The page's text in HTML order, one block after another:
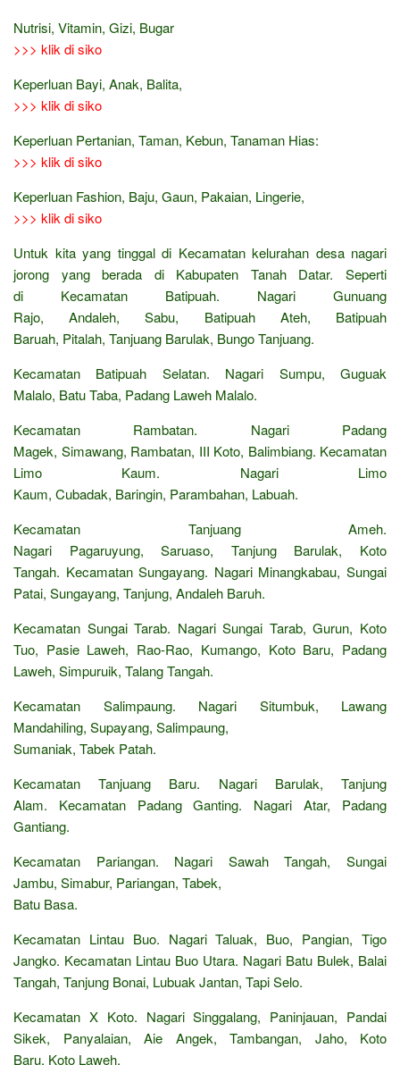
Nutrisi, Vitamin, Gizi, Bugar
>>> klik di siko
Keperluan Bayi, Anak, Balita,
>>> klik di siko
Keperluan Pertanian, Taman, Kebun, Tanaman Hias:
>>> klik di siko
Keperluan Fashion, Baju, Gaun, Pakaian, Lingerie,
>>> klik di siko
Untuk kita yang tinggal di Kecamatan kelurahan desa nagari
jorong yang berada di Kabupaten Tanah Datar. Seperti
di Kecamatan Batipuah. Nagari Gunuang
Rajo, Andaleh, Sabu, Batipuah Ateh, Batipuah
Baruah, Pitalah, Tanjuang Barulak, Bungo Tanjuang.
Kecamatan Batipuah Selatan. Nagari Sumpu, Guguak
Malalo, Batu Taba, Padang Laweh Malalo.
Kecamatan Rambatan. Nagari Padang
Magek, Simawang, Rambatan, III Koto, Balimbiang. Kecamatan
Limo Kaum. Nagari Limo
Kaum, Cubadak, Baringin, Parambahan, Labuah.
Kecamatan Tanjuang Ameh.
Nagari Pagaruyung, Saruaso, Tanjung Barulak, Koto
Tangah. Kecamatan Sungayang. Nagari Minangkabau, Sungai
Patai, Sungayang, Tanjung, Andaleh Baruh.
Kecamatan Sungai Tarab. Nagari Sungai Tarab, Gurun, Koto
Tuo, Pasie Laweh, Rao-Rao, Kumango, Koto Baru, Padang
Laweh, Simpuruik, Talang Tangah.
Kecamatan Salimpaung. Nagari Situmbuk, Lawang
Mandahiling, Supayang, Salimpaung,
Sumaniak, Tabek Patah.
Kecamatan Tanjuang Baru. Nagari Barulak, Tanjung
Alam. Kecamatan Padang Ganting. Nagari Atar, Padang
Gantiang.
Kecamatan Pariangan. Nagari Sawah Tangah, Sungai
Jambu, Simabur, Pariangan, Tabek,
Batu Basa.
Kecamatan Lintau Buo. Nagari Taluak, Buo, Pangian, Tigo
Jangko. Kecamatan Lintau Buo Utara. Nagari Batu Bulek, Balai
Tangah, Tanjung Bonai, Lubuak Jantan, Tapi Selo.
Kecamatan X Koto. Nagari Singgalang, Paninjauan, Pandai
Sikek, Panyalaian, Aie Angek, Tambangan, Jaho, Koto
Baru, Koto Laweh.